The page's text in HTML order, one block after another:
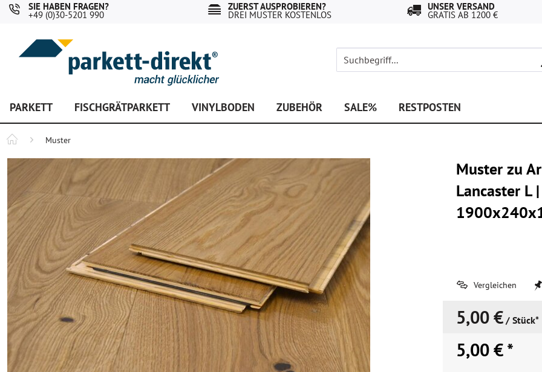
SIE HABEN FRAGEN?
+49 (0)30-5201 990
ZUERST AUSPROBIEREN?
DREI MUSTER KOSTENLOS
UNSER VERSAND
GRATIS AB 1200 €
PARKETT FISCHGRÄTPARKETT VINYLBODEN ZUBEHÖR SALE% RESTPOSTEN
Muster
Muster zu
Lancaster L
Vergleichen
5,00 € / Stück*
5,00 € *